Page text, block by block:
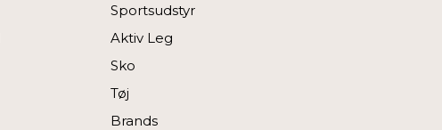
Sportsudstyr
Aktiv Leg
Sko
Tøj
Brands